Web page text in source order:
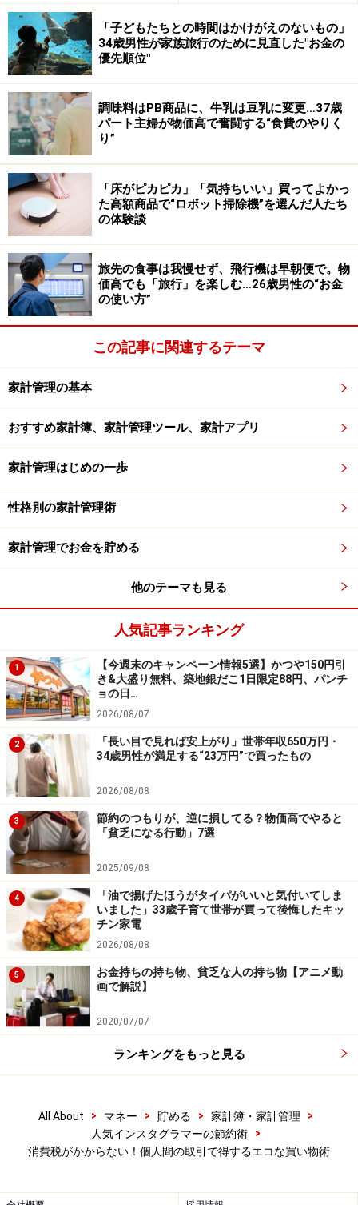
です。匿名で取引でき送付してくれるので、直接会う必
要はありません。服や小物などは、メルカリで探すこと
が多いです。日本全国から出品されているので、比較し
て購入できます。様々なものが売られているので、必要
なものがでてきたら、まずメルカリで探してみるように
しています。買ったけど、結局は使わなかったという状
態のいいものも多く出品されているので、希望のものが
見つかれば、お得に買い物できます。
まとめ
今回は増税対策に、メルカリやジモティーなどのフリマ
アプリを利用する方法をご紹介しました。周りの人は、
相手の靴や洋服が中古品か新品で買ったものか、ほぼ意
プリを賢く利用して、増税を乗り切りましょう！
く、ゴミを減らすことになります。家庭から出される、
服や家具のゴミは年々増加しているといわれ、私の住ん
でいるマンションのゴミ置き場にも、まだ使える家具が
たくさん捨てられているのを見かけます。中古品を買う
ことはゴミを減らし地球環境を守ることにつながってい
まだきれいな家具が捨てられているのを見かけることも……
【関連記事をチェック】
洗剤などの消耗品の節約6つの方法
節約効果バツグンの車なし生活！
洋服代を劇的に減らす方法
新生活にかかる費用を安くする5つの方法
※記事内容は執筆時点のものです。最新の内容をご確認くださ
い。
本記事の内容は一般的な情報提供を目的としており、特定の金融
商品や投資行動を推奨するものではありません。
投資や資産運用に関する最終的なご判断はご自身の責任において
行ってください。
掲載情報の正確性・完全性については十分に配慮しております
が、その内容を保証するものではなく、これに基づく損失・損害
などについて当社は一切の責任を負いません。
最新の情報や詳細については、必ず各金融機関やサービス提供者
の公式情報をご確認ください。
【編集部からのお知らせ】
アンケート（2026/8/31まで）
※謝礼付きの限定アンケートやモニター企画に参加が可能に
「子どもたちとの時間はかけがえのないもの」
34歳男性が家族旅行のために見直した"お金の
優先順位"
調味料はPB商品に、牛乳は豆乳に変更…37歳
パート主婦が物価高で奮闘する“食費のやりく
り”
「床がピカピカ」「気持ちいい」買ってよかっ
た高額商品で“ロボット掃除機”を選んだ人たち
の体験談
旅先の食事は我慢せず、飛行機は早朝便で。物
価高でも「旅行」を楽しむ…26歳男性の“お金
の使い方”
この記事に関連するテーマ
家計管理の基本
おすすめ家計簿、家計管理ツール、家計アプリ
家計管理はじめの一歩
性格別の家計管理術
家計管理でお金を貯める
他のテーマも見る
人気記事ランキング
1
【今週末のキャンペーン情報5選】かつや150円引
き&大盛り無料、築地銀だこ1日限定88円、パンチ
ョの日…
2026/08/07
2
「長い目で見れば安上がり」世帯年収650万円・
34歳男性が満足する“23万円”で買ったもの
2026/08/08
3
節約のつもりが、逆に損してる？物価高でやると
「貧乏になる行動」7選
2025/09/08
4
「油で揚げたほうがタイパがいいと気付いてしま
いました」33歳子育て世帯が買って後悔したキッ
チン家電
2026/08/08
5
お金持ちの持ち物、貧乏な人の持ち物【アニメ動
画で解説】
2020/07/07
ランキングをもっと見る
All About > マネー > 貯める > 家計簿・家計管理
>
人気インスタグラマーの節約術
>
消費税がかからない！個人間の取引で得するエコな買い物術